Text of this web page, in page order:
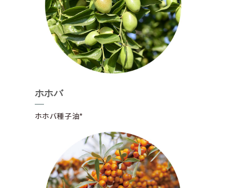
ホホバ
ホホバ種子油*